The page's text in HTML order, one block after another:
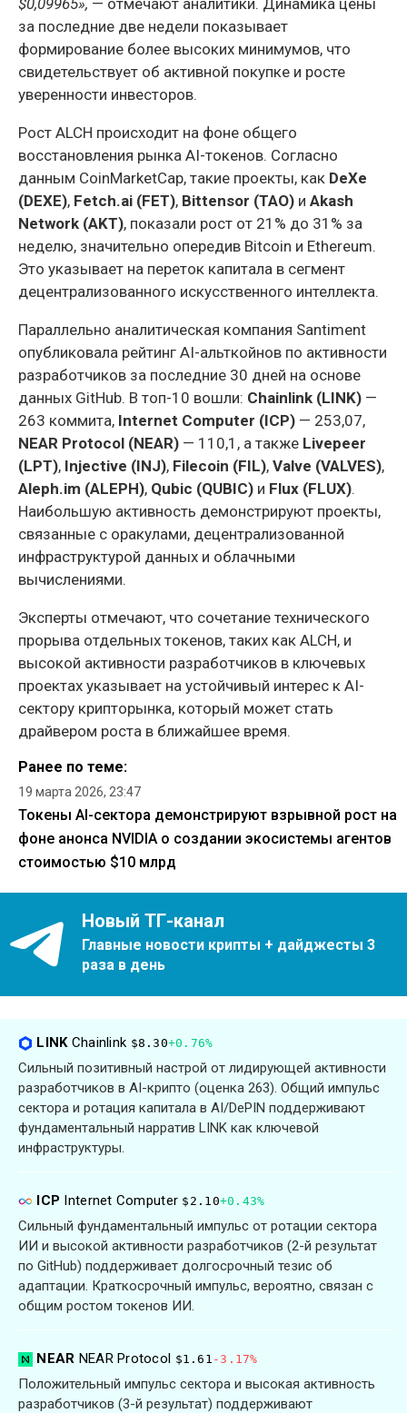
$0,09965», — отмечают аналитики. Динамика цены
за последние две недели показывает
формирование более высоких минимумов, что
свидетельствует об активной покупке и росте
уверенности инвесторов.
Рост ALCH происходит на фоне общего
восстановления рынка AI-токенов. Согласно
данным CoinMarketCap, такие проекты, как DeXe
(DEXE), Fetch.ai (FET), Bittensor (TAO) и Akash
Network (AKT), показали рост от 21% до 31% за
неделю, значительно опередив Bitcoin и Ethereum.
Это указывает на переток капитала в сегмент
децентрализованного искусственного интеллекта.
Параллельно аналитическая компания Santiment
опубликовала рейтинг AI-альткойнов по активности
разработчиков за последние 30 дней на основе
данных GitHub. В топ-10 вошли: Chainlink (LINK) —
263 коммита, Internet Computer (ICP) — 253,07,
NEAR Protocol (NEAR) — 110,1, а также Livepeer
(LPT), Injective (INJ), Filecoin (FIL), Valve (VALVES),
Aleph.im (ALEPH), Qubic (QUBIC) и Flux (FLUX).
Наибольшую активность демонстрируют проекты,
связанные с оракулами, децентрализованной
инфраструктурой данных и облачными
вычислениями.
Эксперты отмечают, что сочетание технического
прорыва отдельных токенов, таких как ALCH, и
высокой активности разработчиков в ключевых
проектах указывает на устойчивый интерес к AI-
сектору крипторынка, который может стать
драйвером роста в ближайшее время.
Ранее по теме:
19 марта 2026, 23:47
Токены AI-сектора демонстрируют взрывной рост на
фоне анонса NVIDIA о создании экосистемы агентов
стоимостью $10 млрд
Новый ТГ-канал
Главные новости крипты + дайджесты 3
раза в день
LINK Chainlink $8.30+0.76%
Сильный позитивный настрой от лидирующей активности
разработчиков в AI-крипто (оценка 263). Общий импульс
сектора и ротация капитала в AI/DePIN поддерживают
фундаментальный нарратив LINK как ключевой
инфраструктуры.
ICP Internet Computer $2.10+0.43%
Сильный фундаментальный импульс от ротации сектора
ИИ и высокой активности разработчиков (2-й результат
по GitHub) поддерживает долгосрочный тезис об
адаптации. Краткосрочный импульс, вероятно, связан с
общим ростом токенов ИИ.
NEAR NEAR Protocol $1.61 -3.17%
Положительный импульс сектора и высокая активность
разработчиков (3-й результат) поддерживают